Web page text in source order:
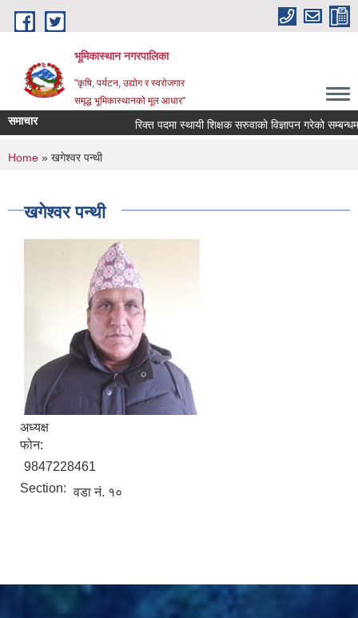
Skip to main content
भूमिकास्थान नगरपालिका
"कृषि, पर्यटन, उद्योग र स्वरोजगार
समृद्ध भूमिकास्थानको मूल आधार"
समाचार रिक्त पदमा स्थायी शिक्षक सरुवाको विज्ञापन गरेको सम्बन्धमा
You are here
Home » खगेश्वर पन्थी
खगेश्वर पन्थी
अध्यक्ष
फोन:
9847228461
Section: वडा नं. १०